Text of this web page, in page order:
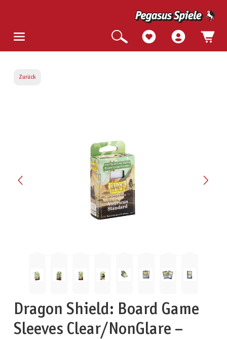
Zurück
Dragon Shield: Board Game
Sleeves Clear/NonGlare –